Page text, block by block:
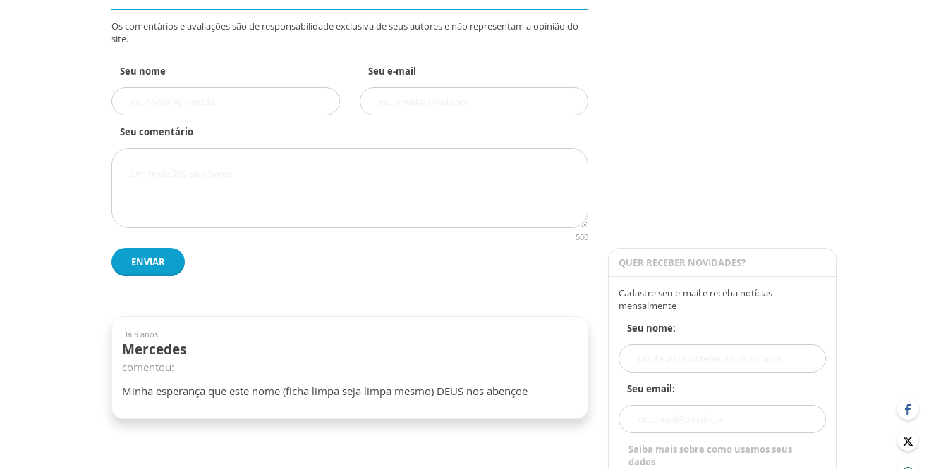
Os comentários e avaliações são de responsabilidade exclusiva de seus autores e não representam a opinião do
site.
Seu nome Seu e-mail
Seu comentário
500
ENVIAR
Há 9 anos
Mercedes
comentou:
Minha esperança que este nome (ficha limpa seja limpa mesmo) DEUS nos abençoe
QUER RECEBER NOVIDADES?
Cadastre seu e-mail e receba notícias
mensalmente
Seu nome:
Seu email:
Saiba mais sobre como usamos seus
dados